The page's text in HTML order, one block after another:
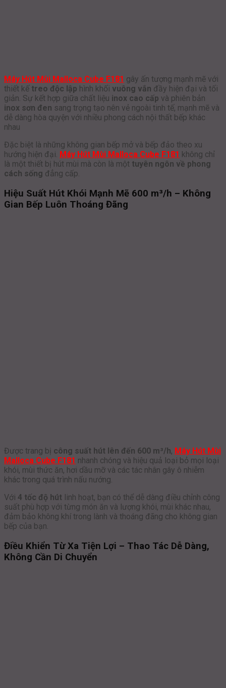
Máy Hút Mùi Malloca Cube F181 gây ấn tượng mạnh mẽ với
thiết kế treo độc lập hình khối vuông vắn đầy hiện đại và tối
giản. Sự kết hợp giữa chất liệu inox cao cấp và phiên bản
inox sơn đen sang trọng tạo nên vẻ ngoài tinh tế, mạnh mẽ và
dễ dàng hòa quyện với nhiều phong cách nội thất bếp khác
nhau
Đặc biệt là những không gian bếp mở và bếp đảo theo xu
hướng hiện đại. Máy Hút Mùi Malloca Cube F181 không chỉ
là một thiết bị hút mùi mà còn là một tuyên ngôn về phong
cách sống đẳng cấp.
Hiệu Suất Hút Khói Mạnh Mẽ 600 m³/h – Không
Gian Bếp Luôn Thoáng Đãng
Được trang bị công suất hút lên đến 600 m³/h, Máy Hút Mùi
Malloca Cube F181 nhanh chóng và hiệu quả loại bỏ mọi loại
khói, mùi thức ăn, hơi dầu mỡ và các tác nhân gây ô nhiễm
khác trong quá trình nấu nướng.
Với 4 tốc độ hút linh hoạt, bạn có thể dễ dàng điều chỉnh công
suất phù hợp với từng món ăn và lượng khói, mùi khác nhau,
đảm bảo không khí trong lành và thoáng đãng cho không gian
bếp của bạn.
Điều Khiển Từ Xa Tiện Lợi – Thao Tác Dễ Dàng,
Không Cần Di Chuyển